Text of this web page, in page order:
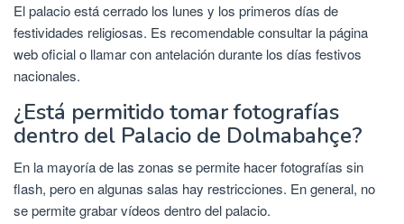
El palacio está cerrado los lunes y los primeros días de
festividades religiosas. Es recomendable consultar la página
web oficial o llamar con antelación durante los días festivos
nacionales.
¿Está permitido tomar fotografías
dentro del Palacio de Dolmabahçe?
En la mayoría de las zonas se permite hacer fotografías sin
flash, pero en algunas salas hay restricciones. En general, no
se permite grabar vídeos dentro del palacio.